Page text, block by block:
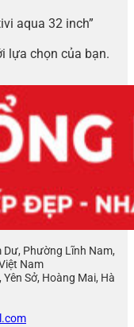
aqua 32 inch”
lựa chọn của bạn.
Dư, Phường Lĩnh Nam,
Nam
Yên Sở, Hoàng Mai, Hà